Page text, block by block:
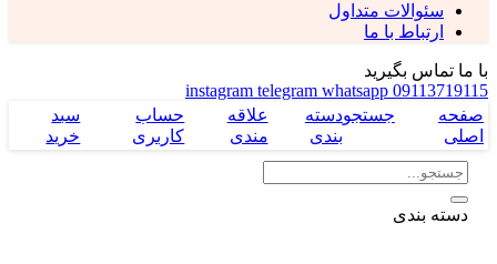
سئوالات متداول
ارتباط با ما
با ما تماس بگیرید
instagram telegram whatsapp 09113719115
صفحه
اصلی
جستجودسته
بندی
علاقه
مندی
حساب
کاربری
سبد
خرید
دسته بندی